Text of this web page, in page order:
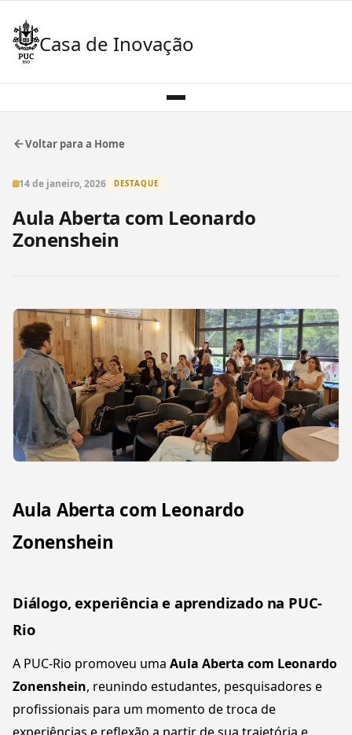
Casa de Inovação
Voltar para a Home
14 de janeiro, 2026 DESTAQUE
Aula Aberta com Leonardo
Zonenshein
Aula Aberta com Leonardo
Zonenshein
Diálogo, experiência e aprendizado na PUC-
Rio
A PUC-Rio promoveu uma Aula Aberta com Leonardo
Zonenshein, reunindo estudantes, pesquisadores e
profissionais para um momento de troca de